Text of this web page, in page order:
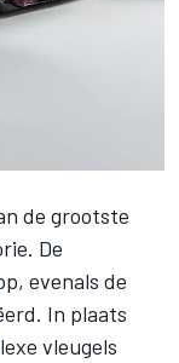
de grootste
De
evenals de
In plaats
vleugels